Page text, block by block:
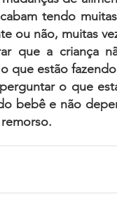
tendo
ou não, muitas
que a criança
que estão
o que
bebê e não